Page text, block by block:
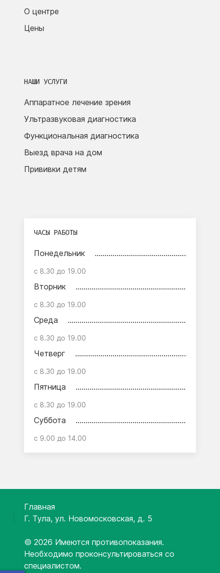
О центре
Цены
НАШИ УСЛУГИ
Аппаратное лечение зрения
Ультразвуковая диагностика
Функциональная диагностика
Выезд врача на дом
Прививки детям
ЧАСЫ РАБОТЫ
Понедельник
с 8.30 до 19.00
Вторник
с 8.30 до 19.00
Среда
с 8.30 до 19.00
Четверг
с 8.30 до 19.00
Пятница
с 8.30 до 19.00
Суббота
с 9.00 до 14.00
Главная
Г. Тула, ул. Новомосковская, д. 5
© 2026 Имеются противопоказания.
Необходимо проконсультироваться со
специалистом.